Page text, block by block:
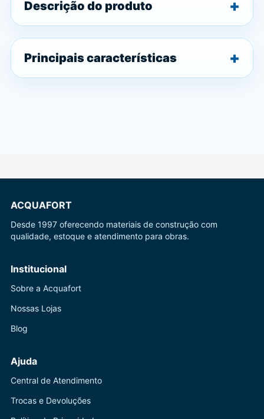
Descrição do produto
Principais características
ACQUAFORT
Desde 1997 oferecendo materiais de construção com
qualidade, estoque e atendimento para obras.
Institucional
Sobre a Acquafort
Nossas Lojas
Blog
Ajuda
Central de Atendimento
Trocas e Devoluções